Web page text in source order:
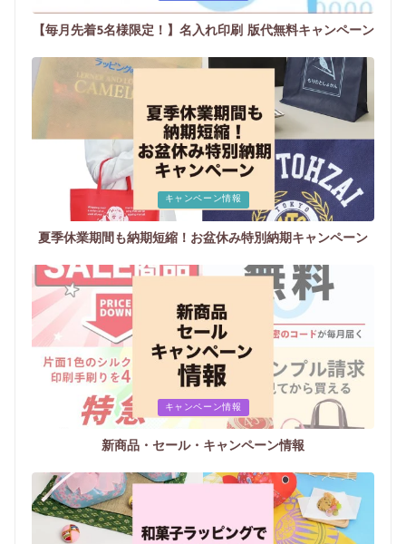
in
【毎月先着5名様限定！】名入れ印刷 版代無料キャンペーン
キャンペーン情報
夏季休業期間も納期短縮！お盆休み特別納期キャンペーン
Posted
キャンペーン情報
新商品・セール・キャンペーン情報